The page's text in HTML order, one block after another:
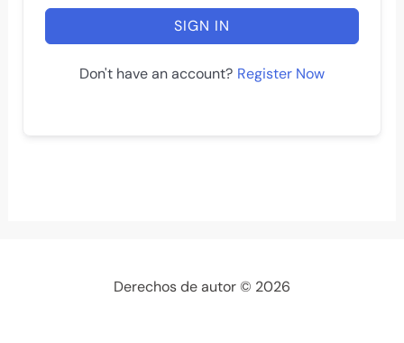
SIGN IN
Don't have an account? Register Now
Derechos de autor © 2026